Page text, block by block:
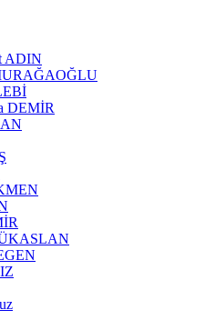
ADIN
DEMİR